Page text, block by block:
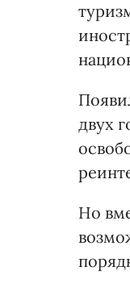
двух
Но